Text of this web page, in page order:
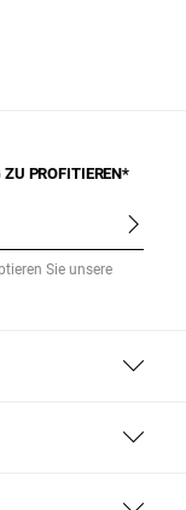
ZU PROFITIEREN*
Sie unsere